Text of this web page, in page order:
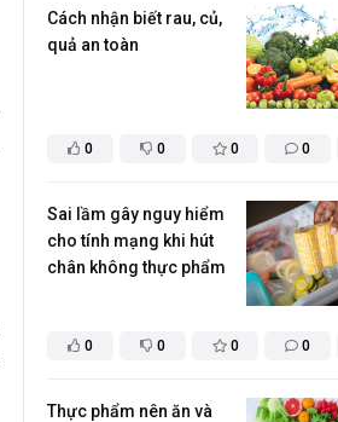
0 0 0 0
​Cách nhận biết rau, củ,
quả an toàn
0 0 0 0
​Sai lầm gây nguy hiểm
cho tính mạng khi hút
chân không thực phẩm
Thực phẩm nên ăn và